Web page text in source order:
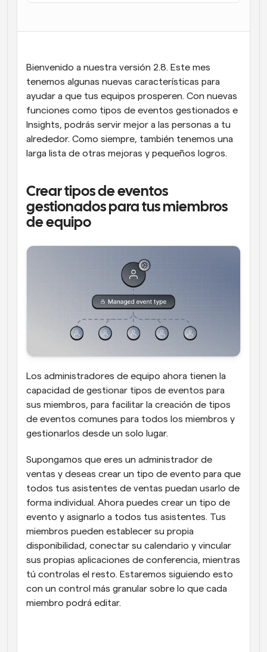
Programación potenciadda con llamadas
impulsadas por IA
Automatiza la programación y los recordatorios
Mantente al día con las últimas noticias y
actualizaciones
Reuniones Instantáneas
Reúnete con clientes en minutos
Enlaces de Grupo Dinámico
Reserva reuniones de forma fluida con varias personas
Webhooks
Recibe notificaciones cuando ocurra algo
Bienvenido a nuestra versión 2.8. Este mes
tenemos algunas nuevas características para
ayudar a que tus equipos prosperen. Con nuevas
funciones como tipos de eventos gestionados e
Insights, podrás servir mejor a las personas a tu
alrededor. Como siempre, también tenemos una
larga lista de otras mejoras y pequeños logros.
Crear tipos de eventos
gestionados para tus miembros
de equipo
Los administradores de equipo ahora tienen la
capacidad de gestionar tipos de eventos para
sus miembros, para facilitar la creación de tipos
de eventos comunes para todos los miembros y
gestionarlos desde un solo lugar.
Supongamos que eres un administrador de
ventas y deseas crear un tipo de evento para que
todos tus asistentes de ventas puedan usarlo de
forma individual. Ahora puedes crear un tipo de
evento y asignarlo a todos tus asistentes. Tus
miembros pueden establecer su propia
disponibilidad, conectar su calendario y vincular
sus propias aplicaciones de conferencia, mientras
tú controlas el resto. Estaremos siguiendo esto
con un control más granular sobre lo que cada
miembro podrá editar.